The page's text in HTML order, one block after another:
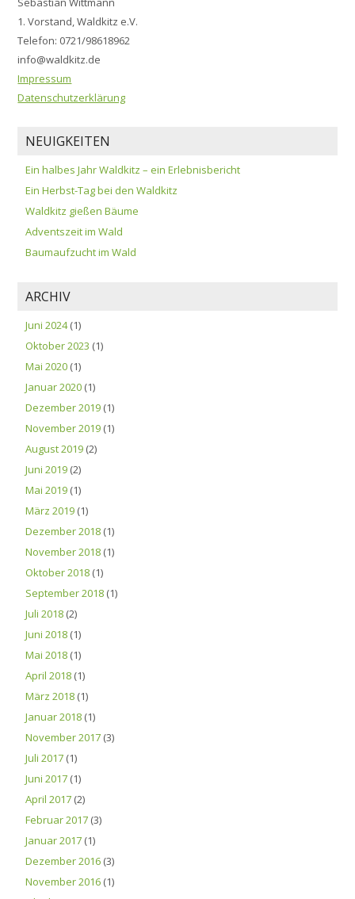
1. Vorstand, Waldkitz e.V.
Telefon: 0721/98618962
info@waldkitz.de
Impressum
Datenschutzerklärung
NEUIGKEITEN
Ein halbes Jahr Waldkitz – ein Erlebnisbericht
Ein Herbst-Tag bei den Waldkitz
Waldkitz gießen Bäume
Adventszeit im Wald
Baumaufzucht im Wald
ARCHIV
Juni 2024(1)
Oktober 2023 (1)
Mai 2020 (1)
Januar 2020 (1)
Dezember 2019 (1)
November 2019 (1)
August 2019 (2)
Juni 2019 (2)
Mai 2019 (1)
März 2019 (1)
Dezember 2018 (1)
November 2018 (1)
Oktober 2018 (1)
September 2018 (1)
Juli 2018 (2)
Juni 2018 (1)
Mai 2018 (1)
April 2018 (1)
März 2018 (1)
Januar 2018 (1)
November 2017 (3)
Juli 2017 (1)
Juni 2017 (1)
April 2017 (2)
Februar 2017 (3)
Januar 2017 (1)
Dezember 2016 (3)
November 2016 (1)